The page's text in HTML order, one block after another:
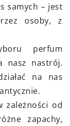
samych – jest
osoby, z
perfum
nasz nastrój.
na nas
zależności od
zapachy,